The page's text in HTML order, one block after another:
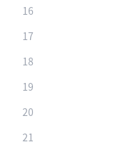
16
17
18
19
20
21